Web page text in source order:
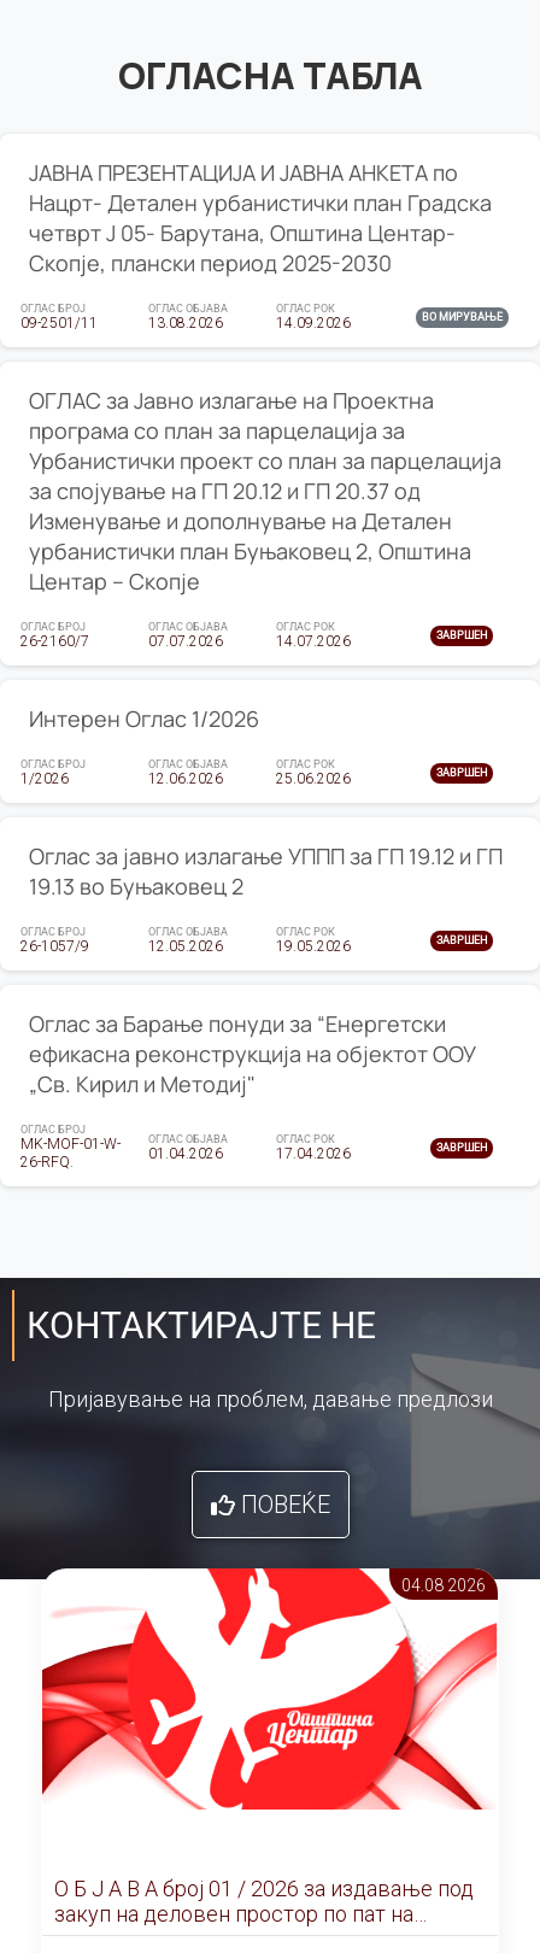
ОГЛАСНА ТАБЛА
ЈАВНА ПРЕЗЕНТАЦИЈА И ЈАВНА АНКЕТА по
Нацрт- Детален урбанистички план Градска
четврт Ј 05- Барутана, Општина Центар-
Скопје, плански период 2025-2030
ОГЛАС БРОЈ
09-2501/11
ОГЛАС ОБЈАВА
13.08.2026
ОГЛАС РОК
14.09.2026 ВО МИРУВАЊЕ
ОГЛАС за Јавно излагање на Проектна
програма со план за парцелација за
Урбанистички проект со план за парцелација
за спојување на ГП 20.12 и ГП 20.37 од
Изменување и дополнување на Детален
урбанистички план Буњаковец 2, Општина
Центар – Скопје
ОГЛАС БРОЈ
26-2160/7
ОГЛАС ОБЈАВА
07.07.2026
ОГЛАС РОК
14.07.2026 ЗАВРШЕН
Интерен Оглас 1/2026
ОГЛАС БРОЈ
1/2026
ОГЛАС ОБЈАВА
12.06.2026
ОГЛАС РОК
25.06.2026 ЗАВРШЕН
Оглас за јавно излагање УППП за ГП 19.12 и ГП
19.13 во Буњаковец 2
ОГЛАС БРОЈ
26-1057/9
ОГЛАС ОБЈАВА
12.05.2026
ОГЛАС РОК
19.05.2026 ЗАВРШЕН
Оглас за Барање понуди за “Енергетски
ефикасна реконструкција на објектот ООУ
„Св. Кирил и Методиј"
ОГЛАС БРОЈ
MK-MOF-01-W-
26-RFQ.
ОГЛАС ОБЈАВА
01.04.2026
ОГЛАС РОК
17.04.2026 ЗАВРШЕН
КОНТАКТИРАЈТЕ НЕ
Пријавување на проблем, давање предлози
ПОВЕЌЕ
04.08 2026
О Б Ј А В А брoj 01 / 2026 за издавање под
закуп на деловен простор по пат на
ЕЛЕКТРОНСКО ЈАВНО НАДДАВАЊЕ